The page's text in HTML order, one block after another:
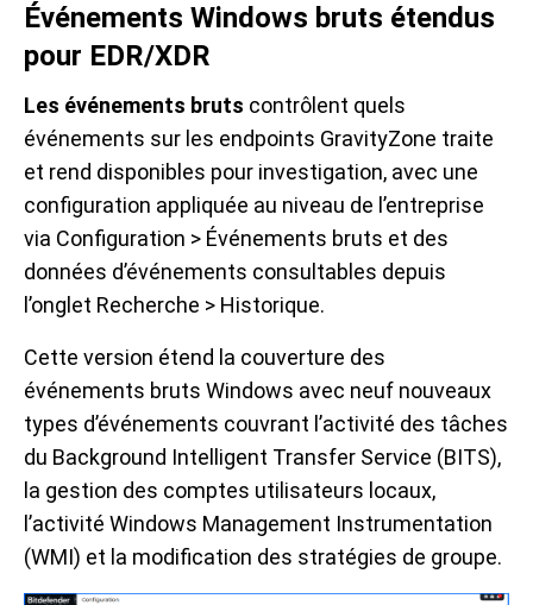
Événements Windows bruts étendus
pour EDR/XDR
Les événements bruts contrôlent quels
événements sur les endpoints GravityZone traite
et rend disponibles pour investigation, avec une
configuration appliquée au niveau de l’entreprise
via Configuration > Événements bruts et des
données d’événements consultables depuis
l’onglet Recherche > Historique.
Cette version étend la couverture des
événements bruts Windows avec neuf nouveaux
types d’événements couvrant l’activité des tâches
du Background Intelligent Transfer Service (BITS),
la gestion des comptes utilisateurs locaux,
l’activité Windows Management Instrumentation
(WMI) et la modification des stratégies de groupe.